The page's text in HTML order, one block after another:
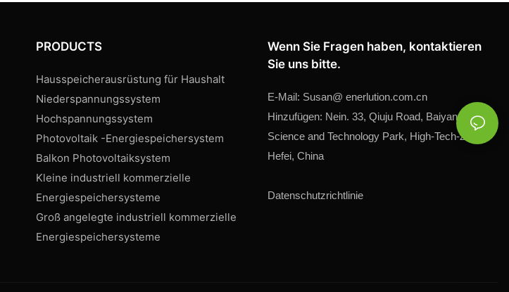
PRODUCTS
Hausspeicherausrüstung für Haushalt
Niederspannungssystem
Hochspannungssystem
Photovoltaik -Energiespeichersystem
Balkon Photovoltaiksystem
Kleine industriell kommerzielle
Energiespeichersysteme
Groß angelegte industriell kommerzielle
Energiespeichersysteme
Wenn Sie Fragen haben, kontaktieren
Sie uns bitte.
E-Mail: Susan@ enerlution.com.cn
Hinzufügen: Nein. 33, Qiuju Road, Baiyaner
Science and Technology Park, High-Tech-Zone,
Hefei, China
Datenschutzrichtlinie